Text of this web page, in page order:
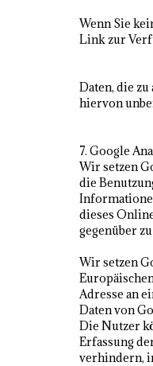
Wenn Sie
Link zur
Daten, die
hiervon
7. Google
Wir setzen
die
dieses
gegenüber
Wir setzen
Adresse an
Daten von
Die Nutzer
Erfassung
verhindern,